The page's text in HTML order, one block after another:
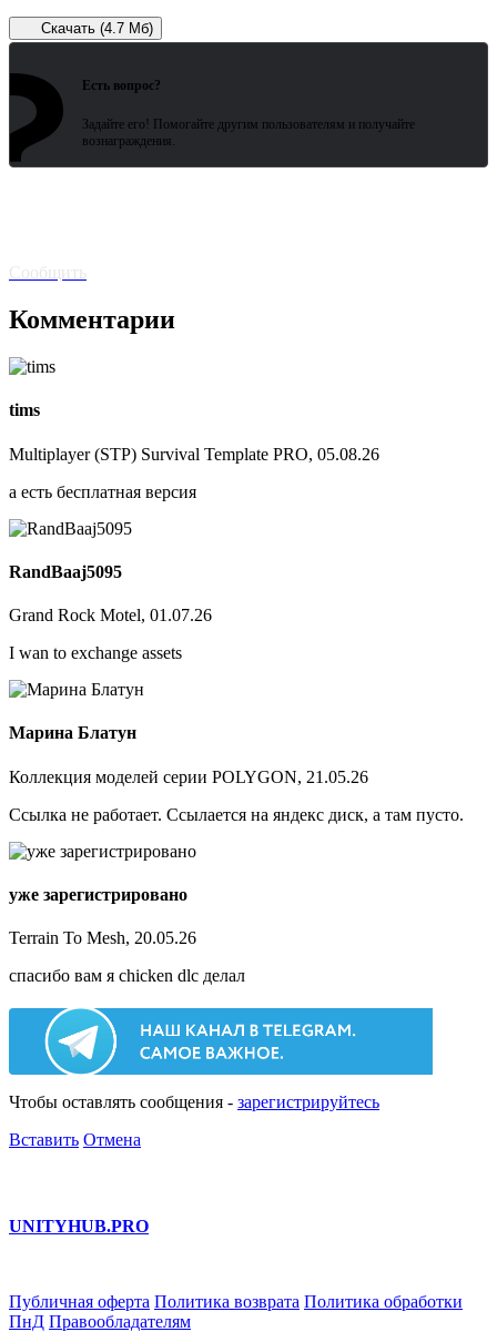
Скачать (4.7 Мб)
Есть вопрос?
Задайте его! Помогайте другим пользователям и получайте
вознаграждения.
Сообщить
Комментарии
tims
Multiplayer (STP) Survival Template PRO, 05.08.26
а есть бесплатная версия
RandBaaj5095
Grand Rock Motel, 01.07.26
I wan to exchange assets
Марина Блатун
Коллекция моделей серии POLYGON, 21.05.26
Ссылка не работает. Ссылается на яндекс диск, а там пусто.
уже зарегистрировано
Terrain To Mesh, 20.05.26
спасибо вам я chicken dlc делал
Чтобы оставлять сообщения - зарегистрируйтесь
Вставить Отмена
UNITYHUB.PRO
Публичная оферта Политика возврата Политика обработки
ПнД Правообладателям